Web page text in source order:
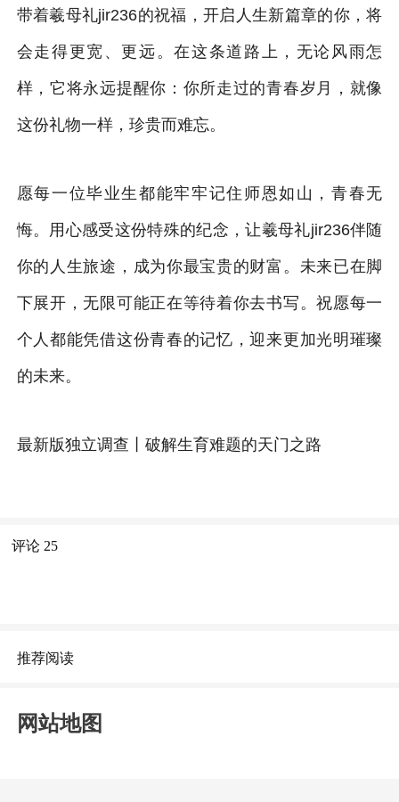
带着羲母礼jir236的祝福，开启人生新篇章的你，将
会走得更宽、更远。在这条道路上，无论风雨怎
样，它将永远提醒你：你所走过的青春岁月，就像
这份礼物一样，珍贵而难忘。
愿每一位毕业生都能牢牢记住师恩如山，青春无
悔。用心感受这份特殊的纪念，让羲母礼jir236伴随
你的人生旅途，成为你最宝贵的财富。未来已在脚
下展开，无限可能正在等待着你去书写。祝愿每一
个人都能凭借这份青春的记忆，迎来更加光明璀璨
的未来。
最新版独立调查丨破解生育难题的天门之路
评论 25
推荐阅读
网站地图